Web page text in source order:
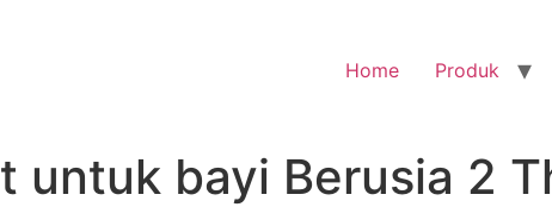
Home Produk
untuk bayi Berusia 2